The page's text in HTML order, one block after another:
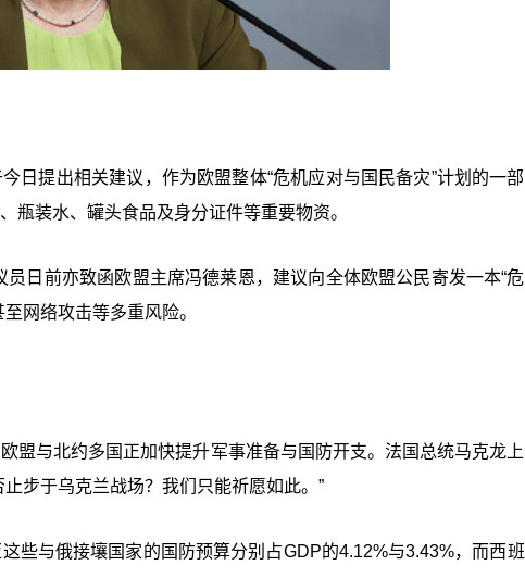
日提出相关建议，作为欧盟整体“危机应对与国民备灾”计划的一部
瓶装水、罐头食品及身分证件等重要物资。
日前亦致函欧盟主席冯德莱恩，建议向全体欧盟公民寄发一本“危
网络攻击等多重风险。
盟与北约多国正加快提升军事准备与国防开支。法国总统马克龙上
步于乌克兰战场？我们只能祈愿如此。”
些与俄接壤国家的国防预算分别占GDP的4.12%与3.43%，而西班